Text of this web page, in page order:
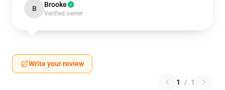
B Brooke
Verified owner
Write your review
1 / 1